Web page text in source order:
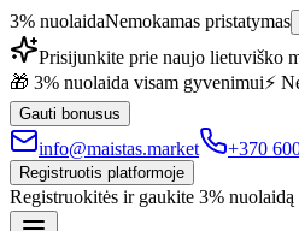
3% nuolaidaNemokamas pristatymas
Prisijunkite prie naujo lietuviško
🎁 3% nuolaida visam gyvenimui⚡
Gauti bonusus
info@maistas.market +370
Registruotis platformoje
Registruokitės ir gaukite 3%